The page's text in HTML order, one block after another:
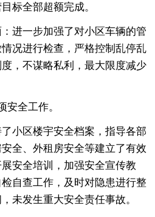
标全部超额完成。
一步加强了对小区车辆的管
况进行检查，严格控制乱停乱
，不谋略私利，最大限度减少
全工作。
区楼宇安全档案，指导各部
全、外租房安全等建立了有效
安全培训，加强安全宣传教
自查工作，及时对隐患进行整
未发生重大安全责任事故。